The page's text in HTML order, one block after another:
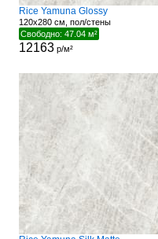
Rice Yamuna Glossy
120x280 см, пол/стены
Свободно: 47.04 м²
12163р/м²